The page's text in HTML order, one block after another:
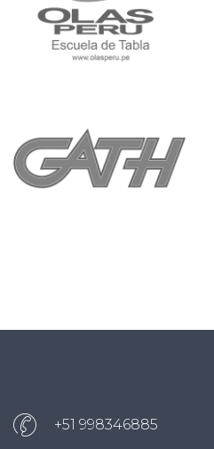
+51 998346885